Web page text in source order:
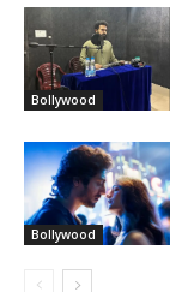
Bollywood
Bollywood